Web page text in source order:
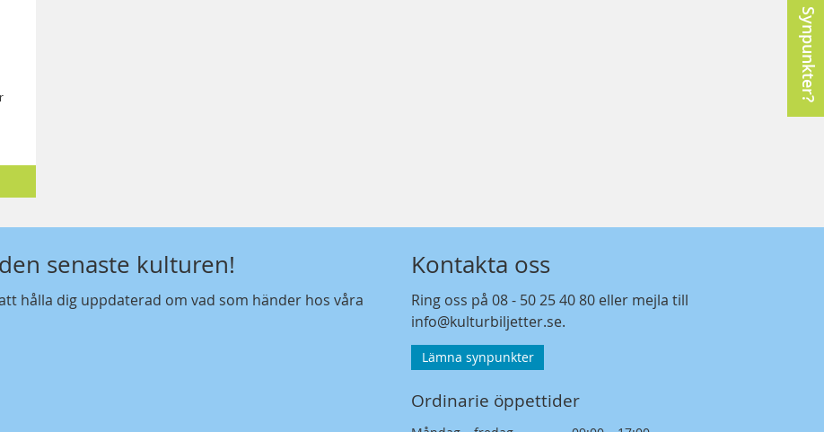
-
senaste kulturen!
hålla dig uppdaterad om vad som händer hos våra
Kontakta oss
Ring oss på08 - 50 25 40 80 eller mejla till
info@kulturbiljetter.se.
Lämna synpunkter
Ordinarie öppettider
Synpunkter?